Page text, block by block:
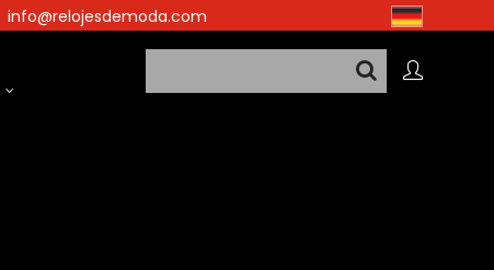
info@relojesdemoda.com